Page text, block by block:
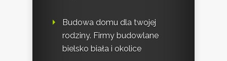
Budowa domu dla twojej
rodziny. Firmy budowlane
bielsko biała i okolice